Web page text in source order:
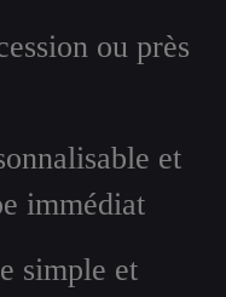
ou près
et
immédiat
simple et